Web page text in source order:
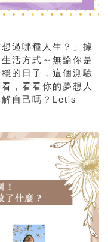
過哪種人生？」據
活方式～無論你是
的日子，這個測驗
，看看你的夢想人
自己嗎？Let's